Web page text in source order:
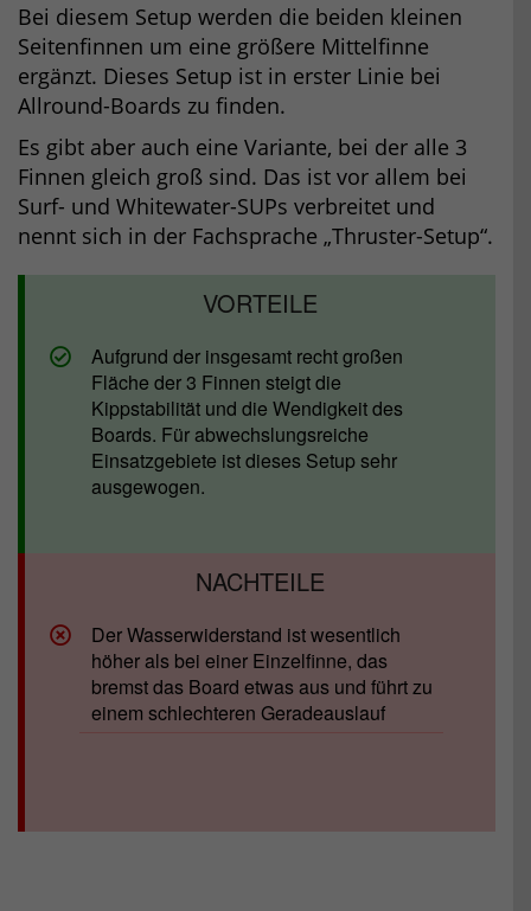
Bei diesem Setup werden die beiden kleinen
Seitenfinnen um eine größere Mittelfinne
ergänzt. Dieses Setup ist in erster Linie bei
Allround-Boards zu finden.
Es gibt aber auch eine Variante, bei der alle 3
Finnen gleich groß sind. Das ist vor allem bei
Surf- und Whitewater-SUPs verbreitet und
nennt sich in der Fachsprache „Thruster-Setup“.
Aufgrund der insgesamt recht großen
Fläche der 3 Finnen steigt die
Kippstabilität und die Wendigkeit des
Boards. Für abwechslungsreiche
Einsatzgebiete ist dieses Setup sehr
ausgewogen.
Der Wasserwiderstand ist wesentlich
höher als bei einer Einzelfinne, das
bremst das Board etwas aus und führt zu
einem schlechteren Geradeauslauf